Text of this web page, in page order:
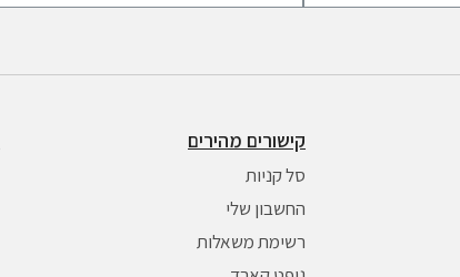
קישורים מהירים
סל קניות
החשבון שלי
רשימת משאלות